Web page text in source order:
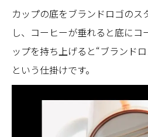
カップの底をブランドロゴのス
し、コーヒーが垂れると底にコ
ップを持ち上げると“ブランド
という仕掛けです。